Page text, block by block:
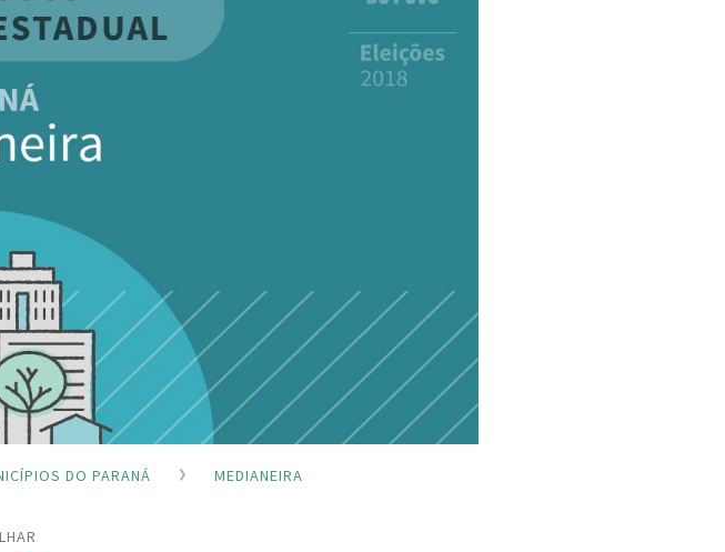
DO PARANÁ MEDIANEIRA